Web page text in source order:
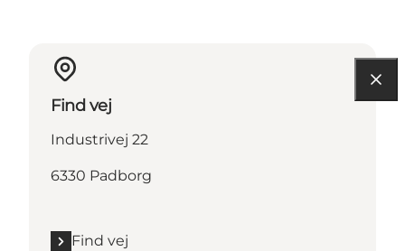
Find vej
Industrivej 22
6330 Padborg
Find vej